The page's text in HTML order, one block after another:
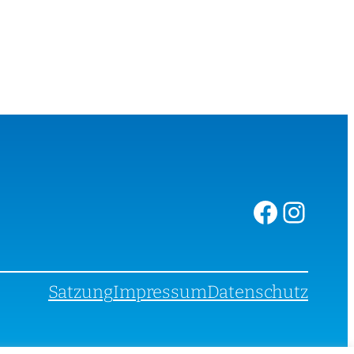
Facebook Instagram
SatzungImpressumDatenschutz